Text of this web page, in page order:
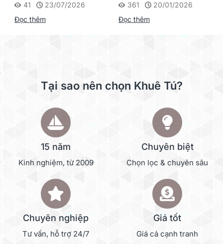
Supvan G15M Pro
41
23/07/2026
Đọc thêm
361
20/01/2026
Đọc thêm
Tại sao nên chọn Khuê Tú?
15 năm
Kinh nghiệm, từ 2009
Chuyên biệt
Chọn lọc & chuyên sâu
Chuyên nghiệp
Tư vấn, hỗ trợ 24/7
Giá tốt
Giá cả cạnh tranh